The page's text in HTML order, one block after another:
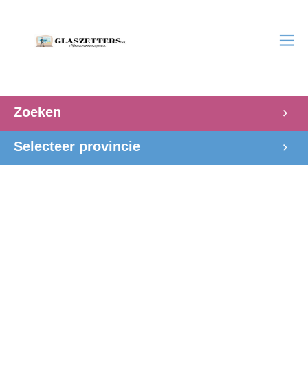
Zoeken
Selecteer provincie